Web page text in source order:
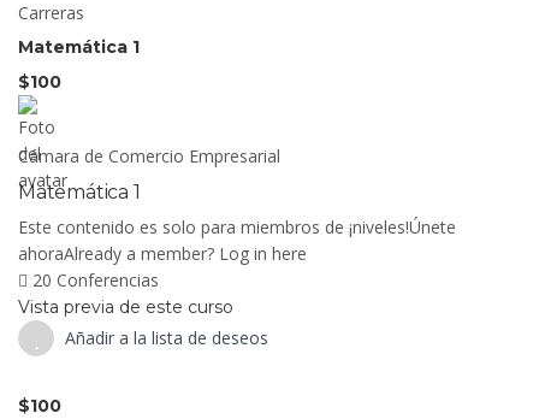
Carreras
Matemática 1
$100
Cámara de Comercio Empresarial
Matemática 1
Este contenido es solo para miembros de ¡niveles!Únete
ahoraAlready a member? Log in here
20 Conferencias
Vista previa de este curso
Añadir a la lista de deseos
$100